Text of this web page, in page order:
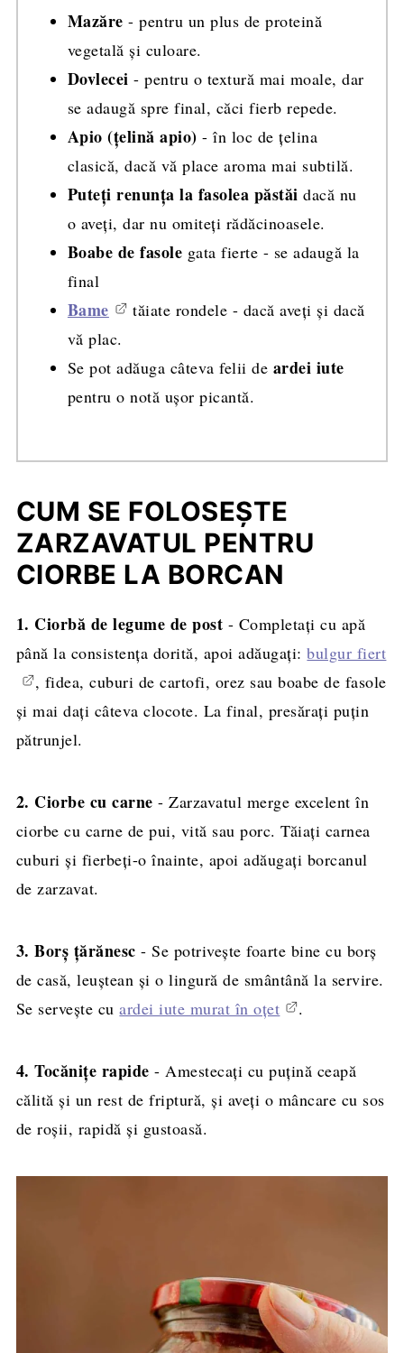
Mazăre - pentru un plus de proteină
vegetală și culoare.
Dovlecei - pentru o textură mai moale, dar
se adaugă spre final, căci fierb repede.
Apio (țelină apio) - în loc de țelina
clasică, dacă vă place aroma mai subtilă.
Puteți renunța la fasolea păstăi dacă nu
o aveți, dar nu omiteți rădăcinoasele.
Boabe de fasole gata fierte - se adaugă la
final
Bame
tăiate rondele - dacă aveți și dacă
vă plac.
Se pot adăuga câteva felii de ardei iute
pentru o notă ușor picantă.
CUM SE FOLOSEȘTE
ZARZAVATUL PENTRU
CIORBE LA BORCAN
1. Ciorbă de legume de post - Completați cu apă
până la consistența dorită, apoi adăugați:bulgur fiert
, fidea, cuburi de cartofi, orez sau boabe de fasole
și mai dați câteva clocote. La final, presărați puțin
pătrunjel.
2. Ciorbe cu carne - Zarzavatul merge excelent în
ciorbe cu carne de pui, vită sau porc. Tăiați carnea
cuburi și fierbeți-o înainte, apoi adăugați borcanul
de zarzavat.
3. Borș țărănesc - Se potrivește foarte bine cu borș
de casă, leuștean și o lingură de smântână la servire.
Se servește cuardei iute murat în oțet .
4. Tocănițe rapide - Amestecați cu puțină ceapă
călită și un rest de friptură, și aveți o mâncare cu sos
de roșii, rapidă și gustoasă.